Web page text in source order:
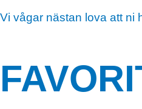
Vi vågar nästan lova att ni